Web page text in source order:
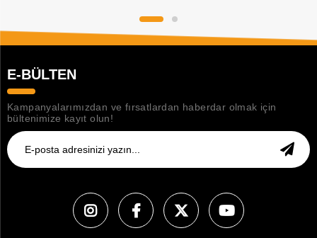
E-BÜLTEN
Kampanyalarımızdan ve fırsatlardan haberdar olmak için
bültenimize kayıt olun!